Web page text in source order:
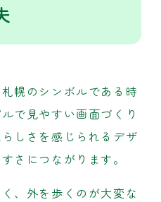
幌のシンボルである時
で見やすい画面づくり
しさを感じられるデザ
さにつながります。
、外を歩くのが大変な